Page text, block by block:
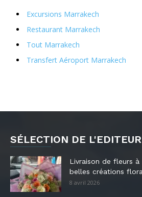
Excursions Marrakech
Restaurant Marrakech
Tout Marrakech
Transfert Aéroport Marrakech
SÉLECTION DE L'EDITEUR
Livraison de fleurs à
belles créations
8 avril 2026